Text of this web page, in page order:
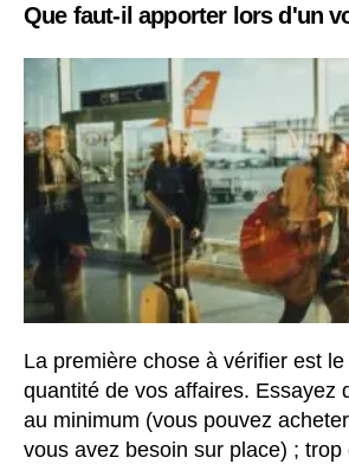
Que faut-il apporter lors d'un
La première chose à vérifier est
quantité de vos affaires. Essayez
au minimum (vous pouvez
vous avez besoin sur place) ; trop